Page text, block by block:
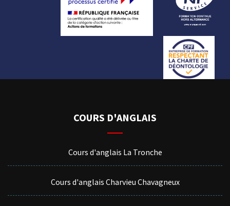
COURS D'ANGLAIS
Cours d'anglais La Tronche
Cours d'anglais Charvieu Chavagneux